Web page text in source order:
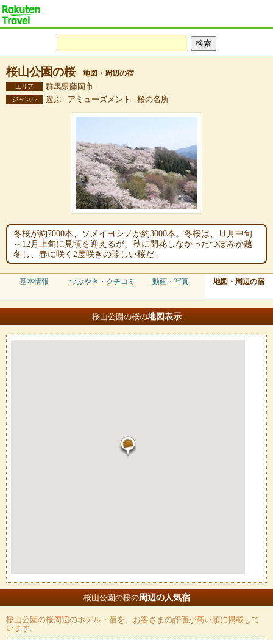
桜山公園の桜 地図・周辺の宿
エリア 群馬県藤岡市
ジャンル 遊ぶ - アミューズメント - 桜の名所
冬桜が約7000本、ソメイヨシノが約3000本。冬桜は、11月中旬
～12月上旬に見頃を迎えるが、秋に開花しなかったつぼみが越
冬し、春に咲く2度咲きの珍しい桜だ。
基本情報 つぶやき・クチコミ 動画・写真 地図・周辺の宿
桜山公園の桜の地図表示
桜山公園の桜の周辺の人気宿
桜山公園の桜周辺のホテル・宿を、お客さまの評価が高い順に掲載して
います。